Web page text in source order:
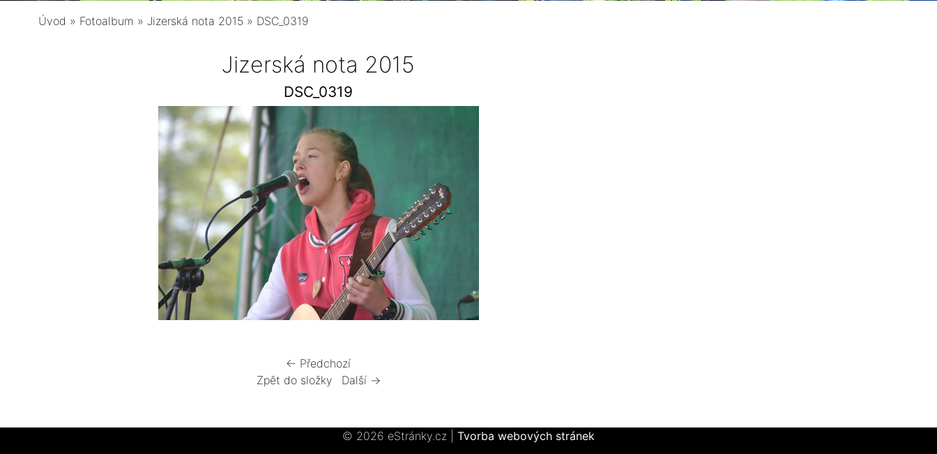
Úvod » Fotoalbum » Jizerská nota 2015 » DSC_0319
Jizerská nota 2015
DSC_0319
← Předchozí
Zpět do složky
Další →
© 2026 eStránky.cz Tvorba webových stránek